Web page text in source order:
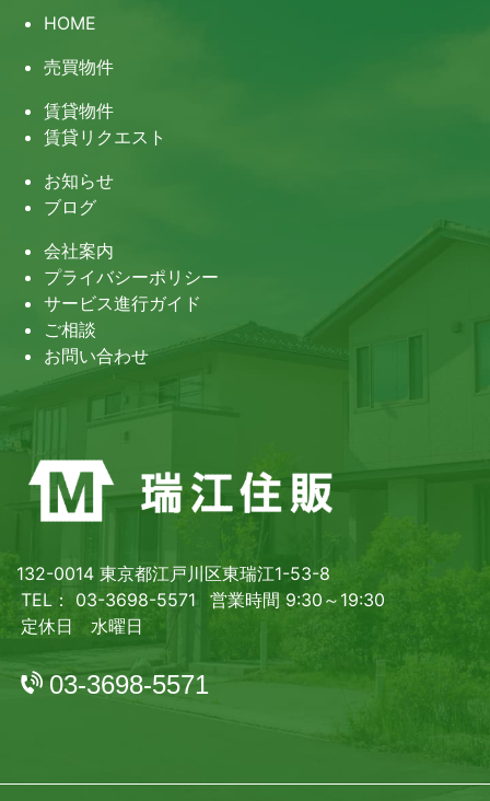
HOME
売買物件
賃貸物件
賃貸リクエスト
お知らせ
ブログ
会社案内
プライバシーポリシー
サービス進行ガイド
ご相談
お問い合わせ
132-0014 東京都江戸川区東瑞江1-53-8
TEL： 03-3698-5571
営業時間 9:30～19:30
定休日 水曜日
03-3698-5571